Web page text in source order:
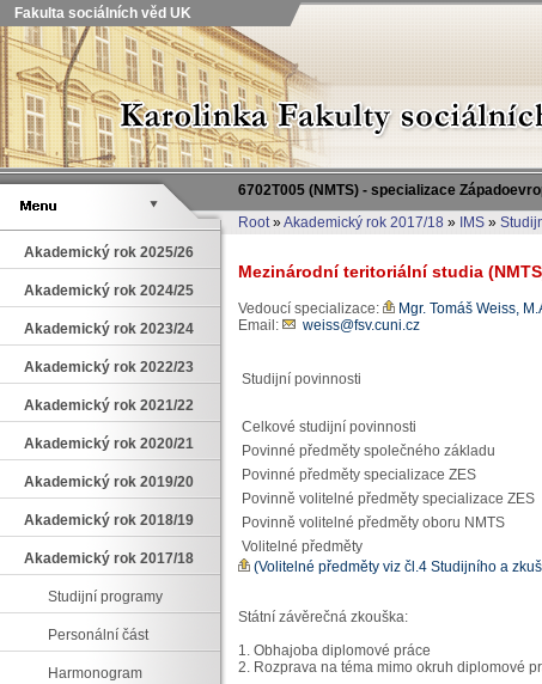
Fakulta sociálních věd UK
6702T005 (NMTS) - specializace
Root»Akademický rok 2017/18 » IMS »
Akademický rok 2025/26
Akademický rok 2024/25
Akademický rok 2023/24
Akademický rok 2022/23
Akademický rok 2021/22
Akademický rok 2020/21
Akademický rok 2019/20
Akademický rok 2018/19
Akademický rok 2017/18
Studijní programy
Personální část
Harmonogram
Mezinárodní teritoriální studia
Vedoucí specializace:
Mgr. Tomáš Weiss,
Email:
weiss@fsv.cuni.cz
Studijní povinnosti
Celkové studijní povinnosti
Povinné předměty společného základu
Povinné předměty specializace ZES
Povinně volitelné předměty specializace ZES
Povinně volitelné předměty oboru NMTS
Volitelné předměty
(Volitelné předměty viz čl.4 Studijního a
Státní závěrečná zkouška:
1. Obhajoba diplomové práce
2. Rozprava na téma mimo okruh diplomové